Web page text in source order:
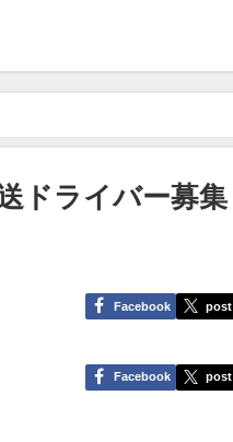
ドライバー募集
Facebook post
Facebook post